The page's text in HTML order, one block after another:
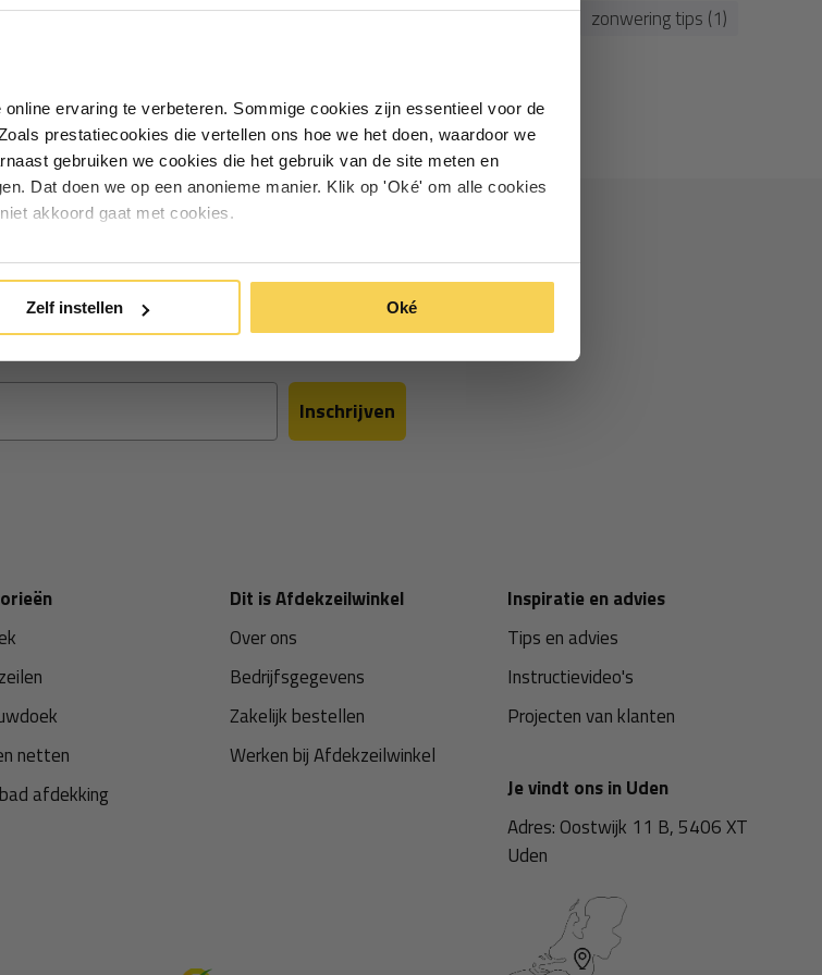
ervaring te verbeteren. Sommige cookies zijn essentieel voor de
prestatiecookies die vertellen ons hoe we het doen, waardoor we
gebruiken we cookies die het gebruik van de site meten en
Dat doen we op een anonieme manier. Klik op 'Oké' om alle cookies
akkoord gaat met cookies.
Zelf instellen Oké
(1) waterafvoer (1) zonwering (12) zonwering onderhoud (1) zonwering tips (1)
1van1artikelen
Inschrijven
netten
afdekking
Dit is Afdekzeilwinkel
Over ons
Bedrijfsgegevens
Zakelijk bestellen
Werken bij Afdekzeilwinkel
Inspiratie en advies
Tips en advies
Instructievideo's
Projecten van klanten
Je vindt ons in Uden
Adres: Oostwijk 11 B, 5406 XT
Uden
Zakelijk
Inschrijven